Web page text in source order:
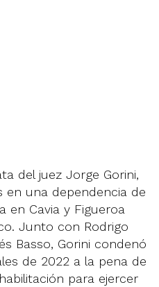
del juez Jorge Gorini,
en una dependencia de
en Cavia y Figueroa
Junto con Rodrigo
Basso, Gorini condenó
de 2022 a la pena de
para ejercer